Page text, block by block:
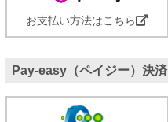
お支払い方法はこちら
Pay-easy（ペイジー）決済